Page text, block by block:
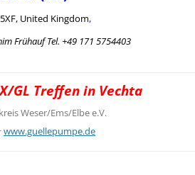
United Kingdom,
Frühauf Tel. +49 171 5754403
GL Treffen in Vechta
Weser/Ems/Elbe e.V.
www.guellepumpe.de